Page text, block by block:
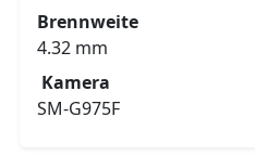
Brennweite
4.32 mm
Kamera
SM-G975F